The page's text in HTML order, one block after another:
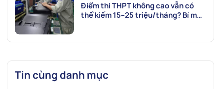
Điểm thi THPT không cao vẫn có
thể kiếm 15–25 triệu/tháng? Bí mật
Tin cùng danh mục